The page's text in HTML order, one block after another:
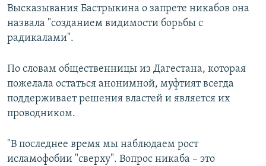
Высказывания Бастрыкина о запрете никабов она
назвала "созданием видимости борьбы с
радикалами".
По словам общественницы из Дагестана, которая
пожелала остаться анонимной, муфтият всегда
поддерживает решения властей и является их
проводником.
"В последнее время мы наблюдаем рост
исламофобии "сверху". Вопрос никаба – это